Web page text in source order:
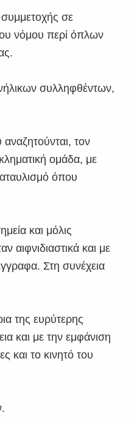
συμμετοχής σε
νόμου περί όπλων
συλληφθέντων,
τον
ομάδα, με
όπου
και μόλις
αιφνιδιαστικά και με
Στη συνέχεια
της ευρύτερης
και με την εμφάνιση
και το κινητό του